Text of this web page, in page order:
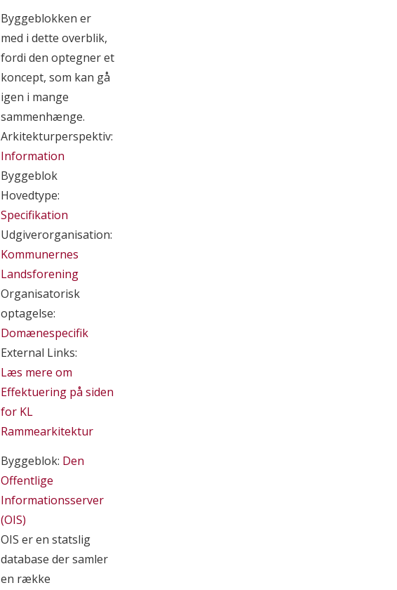
Byggeblokken er
med i dette overblik,
fordi den optegner et
koncept, som kan gå
igen i mange
sammenhænge.
Arkitekturperspektiv:
Information
Byggeblok
Hovedtype:
Specifikation
Udgiverorganisation:
Kommunernes
Landsforening
Organisatorisk
optagelse:
Domænespecifik
External Links:
Læs mere om
Effektuering på siden
for KL
Rammearkitektur
Byggeblok: Den
Offentlige
Informationsserver
(OIS)
OIS er en statslig
database der samler
en række